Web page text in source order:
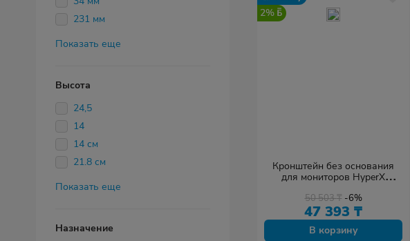
231 мм
Показать еще
Высота
24,5
14
14 см
21.8 см
Показать еще
Назначение
2%
Кронштейн без основания
для мониторов HyperX
66X82AA
50 503₸ -6%
47 393 ₸
В корзину